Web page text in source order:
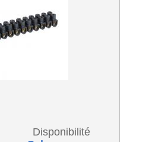
Disponibilité